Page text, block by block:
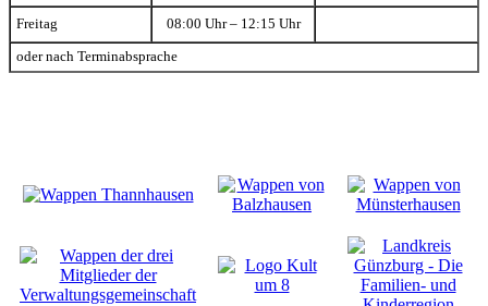
Freitag 08:00 Uhr – 12:15 Uhr
oder nach Terminabsprache